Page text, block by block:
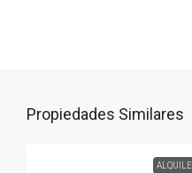
Propiedades Similares